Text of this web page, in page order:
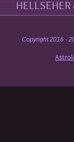
Copyright 2016 -